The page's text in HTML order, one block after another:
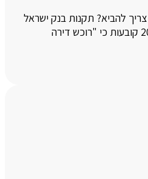
כמה צריך להביא? תקנות בנק ישראל